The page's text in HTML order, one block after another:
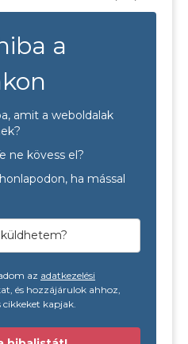
a
amit a weboldalak
ne kövess el?
ha mással
az adatkezelési
és hozzájárulok ahhoz,
kapjak.